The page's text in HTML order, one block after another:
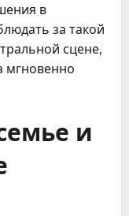
в
за такой
сцене,
мгновенно
и